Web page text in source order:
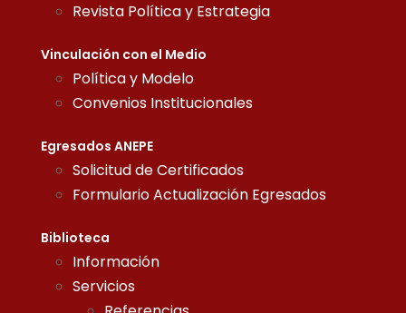
Revista Política y Estrategia
Vinculación con el Medio
Política y Modelo
Convenios Institucionales
Egresados ANEPE
Solicitud de Certificados
Formulario Actualización Egresados
Biblioteca
Información
Servicios